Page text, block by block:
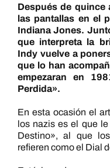
Después de quince
las pantallas en el
Indiana Jones.
que interpreta la
Indy vuelve a
que lo han
empezaran en
Perdida».
En esta ocasión el
los nazis es el que
Destino», al que
refieren como el Dial